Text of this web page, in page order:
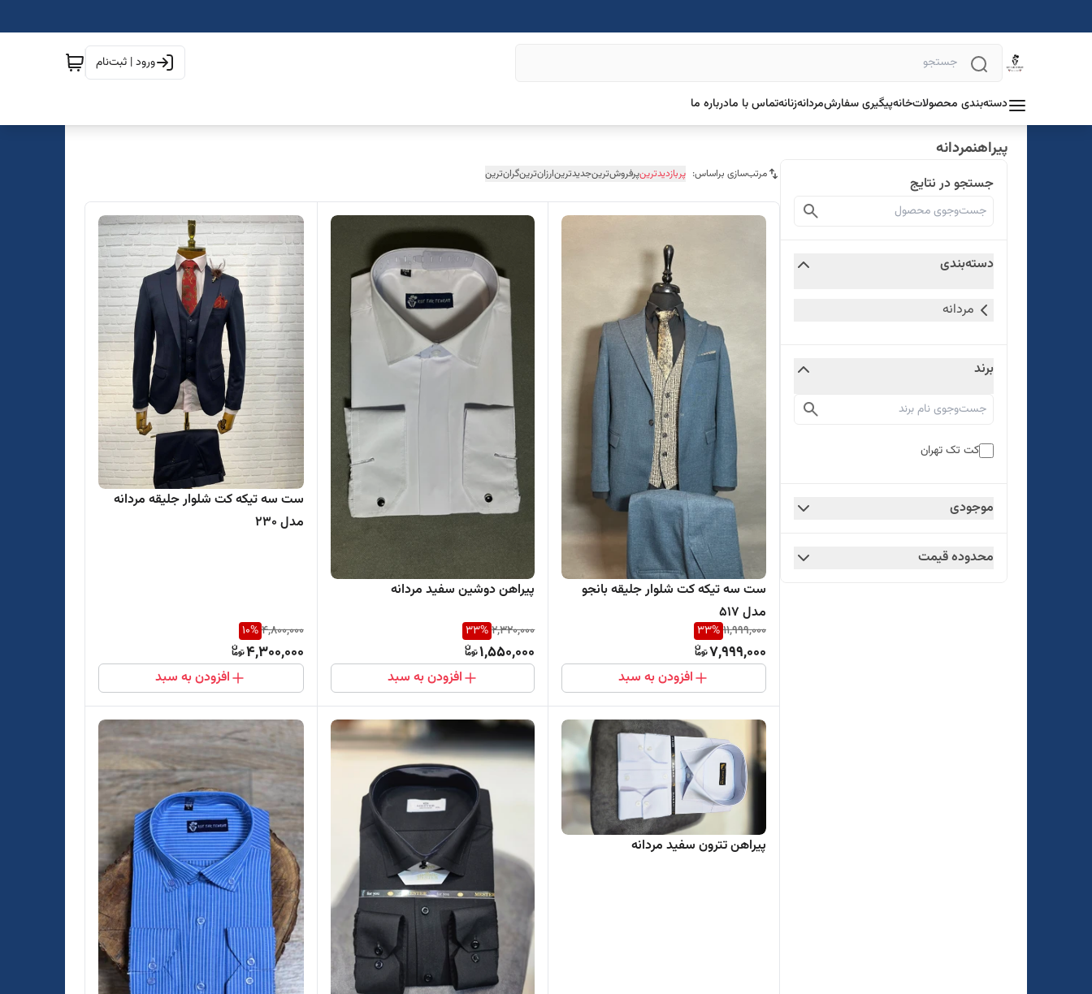
ورود | ثبت‌نام
دسته‌بندی محصولاتخانهپیگیری سفارشمردانهزنانهتماس با مادرباره ما
پیراهنمردانه
جستجو در نتایج
دسته‌بندی
مردانه
برند
کت تک تهران
موجودی
محدوده قیمت
مرتب‌سازی براساس: پربازدیدترینپرفروش‌ترینجدیدترینارزان‌ترینگران‌ترین
ست سه تیکه کت شلوار جلیقه بانجو
مدل 517
11,999,000
33%
7,999,000
افزودن به سبد
پیراهن دوشین سفید مردانه
2,320,000
33%
1,550,000
افزودن به سبد
ست سه تیکه کت شلوار جلیقه مردانه
مدل 230
4,800,000
10%
4,300,000
افزودن به سبد
پیراهن تترون سفید مردانه